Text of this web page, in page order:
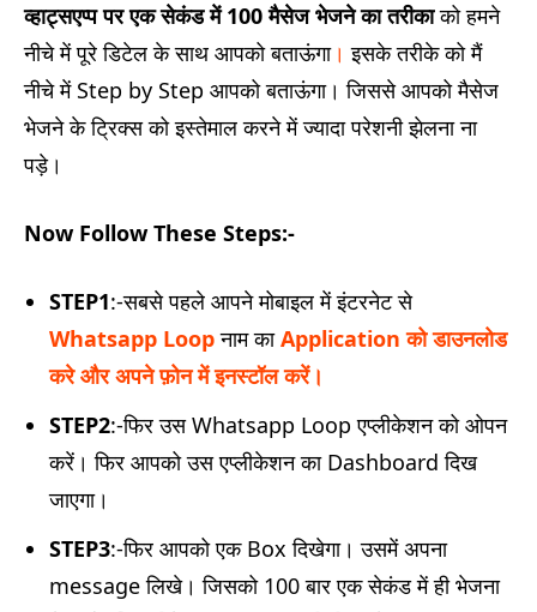
व्हाट्सएप्प पर एक सेकंड में 100 मैसेज भेजने का तरीकाको हमने
नीचे में पूरे डिटेल के साथ आपको बताऊंगा। इसके तरीके को मैं
नीचे में Step by Step आपको बताऊंगा। जिससे आपको मैसेज
भेजने के ट्रिक्स को इस्तेमाल करने में ज्यादा परेशनी झेलना ना
पड़े।
Now Follow These Steps:-
STEP1:-सबसे पहले आपने मोबाइल में इंटरनेट से
Whatsapp Loopनाम काApplication को डाउनलोड
करे और अपने फ़ोन में इनस्टॉल करें।
STEP2:-फिर उस Whatsapp Loop एप्लीकेशन को ओपन
करें। फिर आपको उस एप्लीकेशन का Dashboard दिख
जाएगा।
STEP3:-फिर आपको एक Box दिखेगा। उसमें अपना
message लिखे। जिसको 100 बार एक सेकंड में ही भेजना